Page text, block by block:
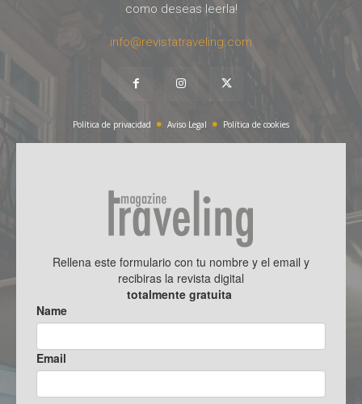
como deseas leerla!
info@revistatraveling.com
Política de privacidad Aviso Legal Política de cookies